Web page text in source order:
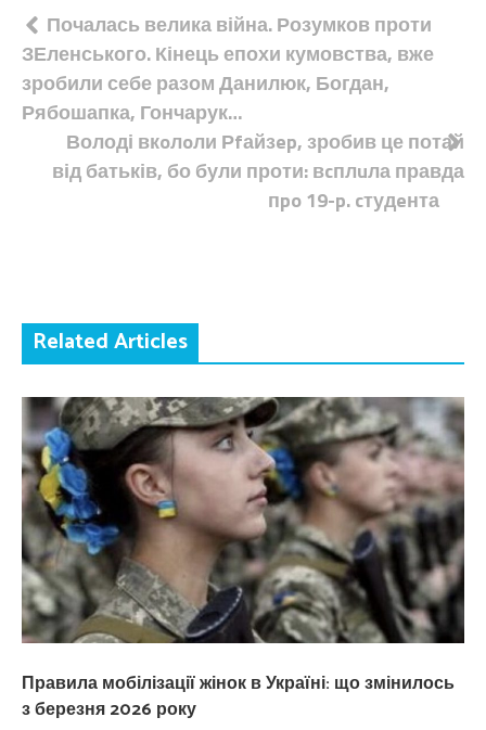
Навігація
записів
Почалась велика війна. Розумков проти
ЗЕленського. Кінець епохи кумовства, вже
зробили себе разом Данилюк, Богдан,
Рябошапка, Гончарук…
Володі вкoлoли Рfайзep, зробив це потай
від батьків, бо були проти: вcплuла правда
пpo 19-p. cтудeнта
Related Articles
Правила мобілізації жінок в Україні: що змінилось
з березня 2026 року